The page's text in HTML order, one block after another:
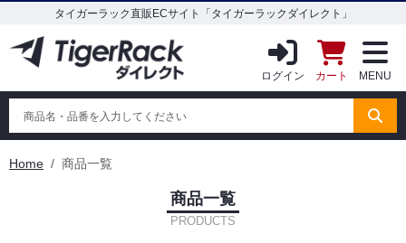
タイガーラック直販ECサイト「タイガーラックダイレクト」
ログイン カート MENU
Home 商品一覧
商品一覧
PRODUCTS